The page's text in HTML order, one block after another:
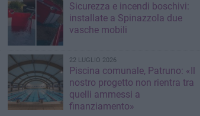
Sicurezza e incendi boschivi:
installate a Spinazzola due
vasche mobili
22 LUGLIO 2026
Piscina comunale, Patruno: «Il
nostro progetto non rientra tra
quelli ammessi a
finanziamento»